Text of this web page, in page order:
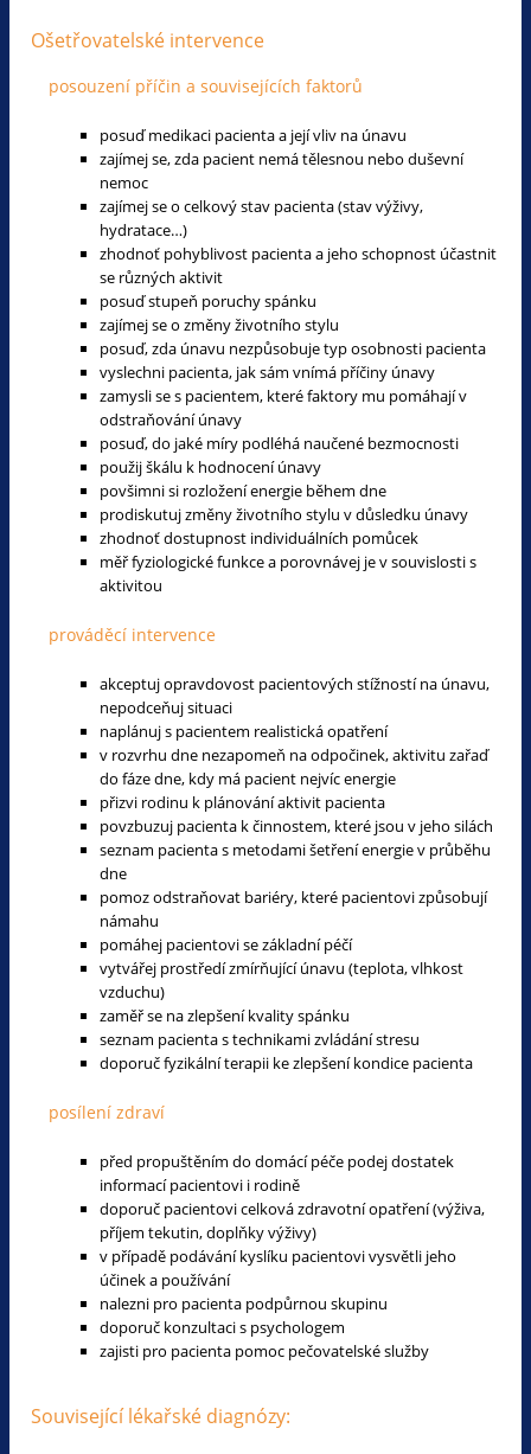
Ošetřovatelské intervence
posouzení příčin a souvisejících faktorů
posuď medikaci pacienta a její vliv na únavu
zajímej se, zda pacient nemá tělesnou nebo duševní
nemoc
zajímej se o celkový stav pacienta (stav výživy,
hydratace…)
zhodnoť pohyblivost pacienta a jeho schopnost účastnit
se různých aktivit
posuď stupeň poruchy spánku
zajímej se o změny životního stylu
posuď, zda únavu nezpůsobuje typ osobnosti pacienta
vyslechni pacienta, jak sám vnímá příčiny únavy
zamysli se s pacientem, které faktory mu pomáhají v
odstraňování únavy
posuď, do jaké míry podléhá naučené bezmocnosti
použij škálu k hodnocení únavy
povšimni si rozložení energie během dne
prodiskutuj změny životního stylu v důsledku únavy
zhodnoť dostupnost individuálních pomůcek
měř fyziologické funkce a porovnávej je v souvislosti s
aktivitou
prováděcí intervence
akceptuj opravdovost pacientových stížností na únavu,
nepodceňuj situaci
naplánuj s pacientem realistická opatření
v rozvrhu dne nezapomeň na odpočinek, aktivitu zařaď
do fáze dne, kdy má pacient nejvíc energie
přizvi rodinu k plánování aktivit pacienta
povzbuzuj pacienta k činnostem, které jsou v jeho silách
seznam pacienta s metodami šetření energie v průběhu
dne
pomoz odstraňovat bariéry, které pacientovi způsobují
námahu
pomáhej pacientovi se základní péčí
vytvářej prostředí zmírňující únavu (teplota, vlhkost
vzduchu)
zaměř se na zlepšení kvality spánku
seznam pacienta s technikami zvládání stresu
doporuč fyzikální terapii ke zlepšení kondice pacienta
posílení zdraví
před propuštěním do domácí péče podej dostatek
informací pacientovi i rodině
doporuč pacientovi celková zdravotní opatření (výživa,
příjem tekutin, doplňky výživy)
v případě podávání kyslíku pacientovi vysvětli jeho
účinek a používání
nalezni pro pacienta podpůrnou skupinu
doporuč konzultaci s psychologem
zajisti pro pacienta pomoc pečovatelské služby
Související lékařské diagnózy: